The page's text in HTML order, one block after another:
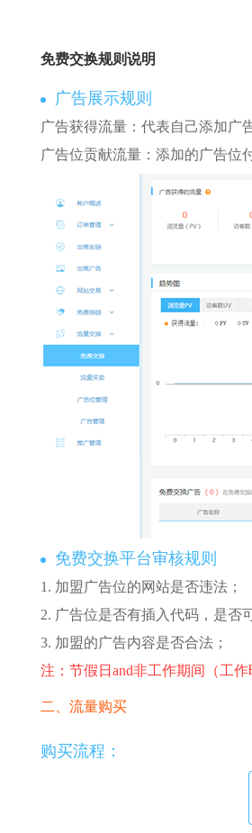
免费交换规则说明
广告展示规则
广告获得流量：代表自己添加广
广告位贡献流量：添加的广告位
免费交换平台审核规则
1. 加盟广告位的网站是否违法；
2. 广告位是否有插入代码，是否
3. 加盟的广告内容是否合法；
注：节假日and非工作期间（工
二、流量购买
购买流程：